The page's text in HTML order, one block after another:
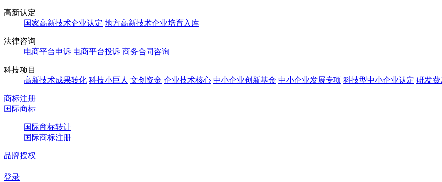
高新认定
国家高新技术企业认定 地方高新技术企业培育入库
法律咨询
电商平台申诉 电商平台投诉 商务合同咨询
科技项目
高新技术成果转化 科技小巨人 文创资金 企业技术核心 中小企业创新基金 中小企业发展专项 科技型中小企业认定 研发费
商标注册
国际商标
国际商标转让
国际商标注册
品牌授权
登录